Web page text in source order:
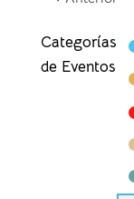
Categorías
de Eventos